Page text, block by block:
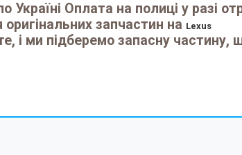
Україні Оплата на полиці у разі
оригінальних запчастин на Lexus
і ми підберемо запасну частину,